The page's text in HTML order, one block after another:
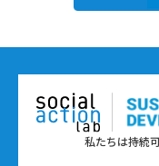
私たちは持続